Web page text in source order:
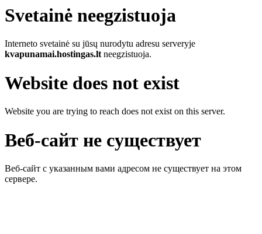
Svetainė neegzistuoja
Interneto svetainė su jūsų nurodytu adresu serveryje
kvapunamai.hostingas.ltneegzistuoja.
Website does not exist
Website you are trying to reach does not exist on this server.
Веб-сайт не существует
Веб-сайт с указанным вами адресом не существует на этом
сервере.